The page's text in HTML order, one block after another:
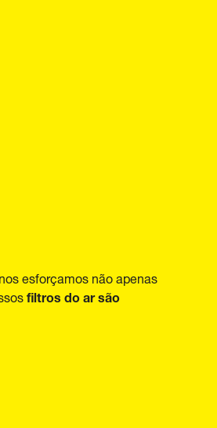
esforçamos não apenas
filtros do ar são